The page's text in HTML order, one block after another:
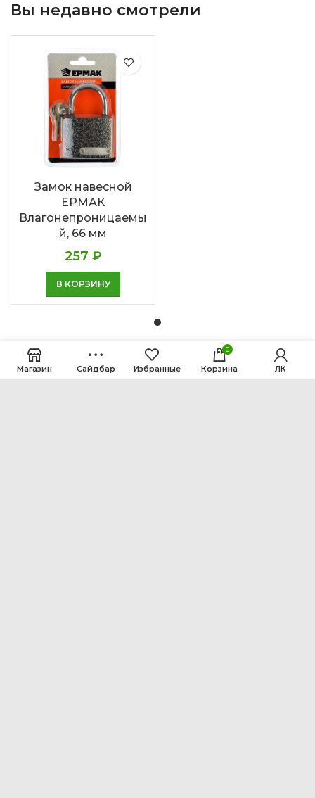
Вы недавно смотрели
Замок навесной
ЕРМАК
Влагонепроницаемы
й, 66 мм
257 ₽
В КОРЗИНУ
Магазин Сайдбар Избранные
0
Корзина ЛК